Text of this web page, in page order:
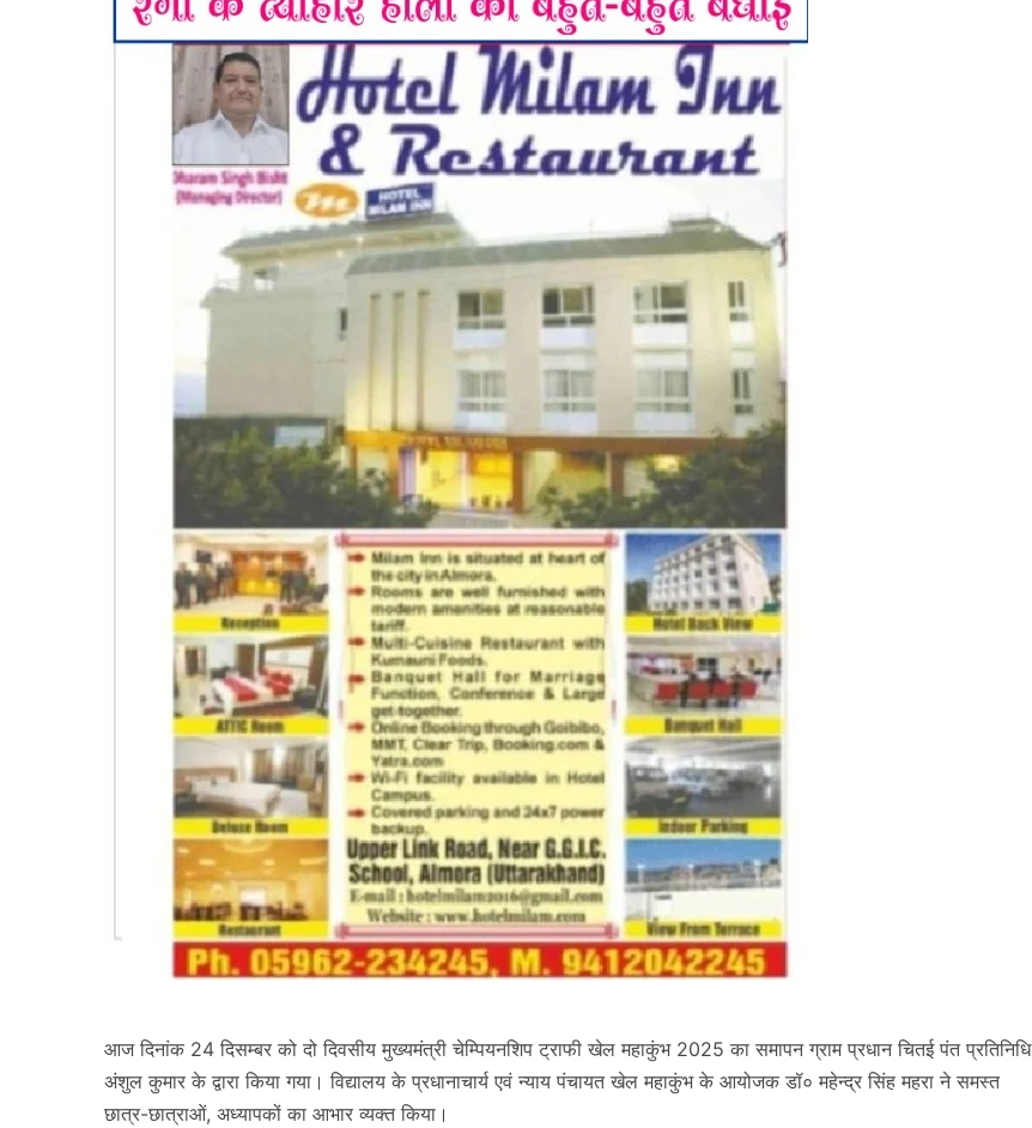
आज दिनांक 24 दिसम्बर को दो दिवसीय मुख्यमंत्री चेम्पियनशिप ट्राफी खेल महाकुंभ 2025 का समापन ग्राम प्रधान चितई पंत प्रतिनिधि
अंशुल कुमार के द्वारा किया गया। विद्यालय के प्रधानाचार्य एवं न्याय पंचायत खेल महाकुंभ के आयोजक डॉ० महेन्द्र सिंह महरा ने समस्त
छात्र-छात्राओं, अध्यापकों का आभार व्यक्त किया।